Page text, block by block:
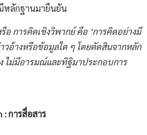
หลักฐานมายืนยัน
อ การคิดเชิงวิพากย์ คือ ‘การคิดอย่างมี
อ้างหรือข้อมูลใด ๆ โดยตัดสินจากหลัก
ไม่มีอารมณ์และทิฐิมาประกอบการ
:การสื่อสาร